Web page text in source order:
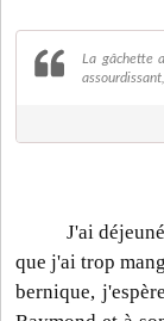
La gâchette
J'ai déjeuné
que j'ai trop
bernique,